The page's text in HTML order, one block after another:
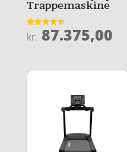
Trappemaskine
Vurderet
4.5
kr. 87.375,00